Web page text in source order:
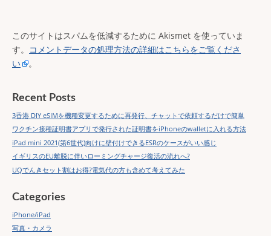
このサイトはスパムを低減するために Akismet を使っていま
す。 コメントデータの処理方法の詳細はこちらをご覧くださ
い
。
Recent Posts
3香港 DIY eSIMを機種変更するために再発行、チャットで依頼するだけで簡単
ワクチン接種証明書アプリで発行された証明書をiPhoneのwalletに入れる方法
iPad mini 2021(第6世代)向けに壁付けできるESRのケースがいい感じ
イギリスのEU離脱に伴いローミングチャージ復活の流れへ?
UQでんきセット割はお得?電気代の方も含めて考えてみた
Categories
iPhone/iPad
写真・カメラ